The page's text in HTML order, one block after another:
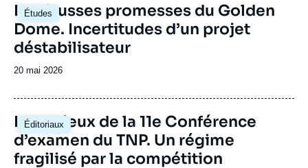
Études
Image
principale
Les fausses promesses du Golden
Dome. Incertitudes d’un projet
déstabilisateur
Date
publication
20 mai 2026
Éditoriaux
Image
principale
Les enjeux de la 11e Conférence
d’examen du TNP. Un régime
fragilisé par la compétition